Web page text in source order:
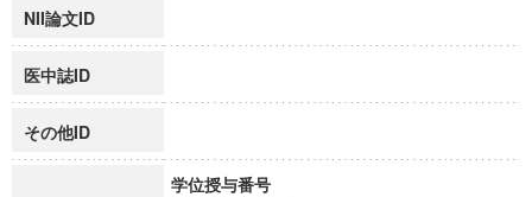
NII論文ID
医中誌ID
その他ID
学位授与番号